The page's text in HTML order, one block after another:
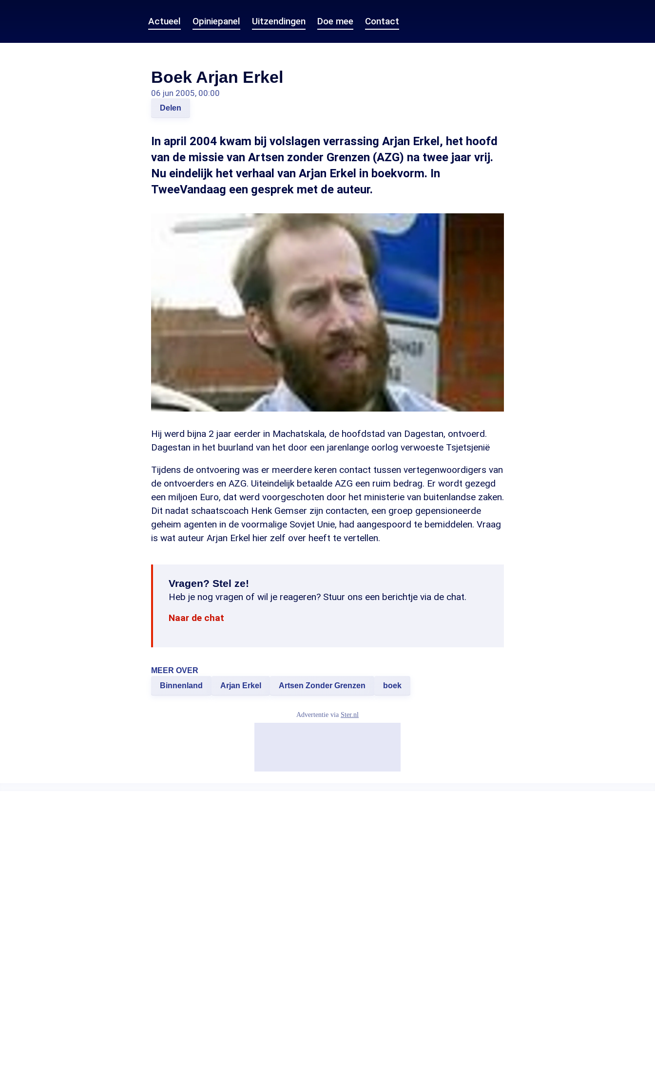
Actueel Opiniepanel Uitzendingen Doe mee Contact
Boek Arjan Erkel
06 jun 2005, 00:00
Delen
In april 2004 kwam bij volslagen verrassing Arjan Erkel, het hoofd
van de missie van Artsen zonder Grenzen (AZG) na twee jaar vrij.
Nu eindelijk het verhaal van Arjan Erkel in boekvorm. In
TweeVandaag een gesprek met de auteur.
Hij werd bijna 2 jaar eerder in Machatskala, de hoofdstad van Dagestan, ontvoerd.
Dagestan in het buurland van het door een jarenlange oorlog verwoeste Tsjetsjenië
Tijdens de ontvoering was er meerdere keren contact tussen vertegenwoordigers van
de ontvoerders en AZG. Uiteindelijk betaalde AZG een ruim bedrag. Er wordt gezegd
een miljoen Euro, dat werd voorgeschoten door het ministerie van buitenlandse zaken.
Dit nadat schaatscoach Henk Gemser zijn contacten, een groep gepensioneerde
geheim agenten in de voormalige Sovjet Unie, had aangespoord te bemiddelen. Vraag
is wat auteur Arjan Erkel hier zelf over heeft te vertellen.
Vragen? Stel ze!
Heb je nog vragen of wil je reageren? Stuur ons een berichtje via de chat.
Naar de chat
MEER OVER
Binnenland
Arjan Erkel Artsen Zonder Grenzen boek
Advertentie via Ster.nl